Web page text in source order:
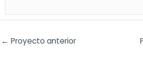
← Proyecto anterior